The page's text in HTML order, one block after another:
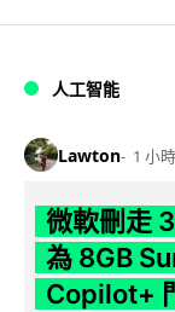
人工智能
Lawton 1 小時
微軟刪走
為 8GB
Copilot+